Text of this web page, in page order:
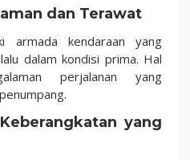
dan Terawat
armada kendaraan yang
dalam kondisi prima. Hal
perjalanan yang
yang